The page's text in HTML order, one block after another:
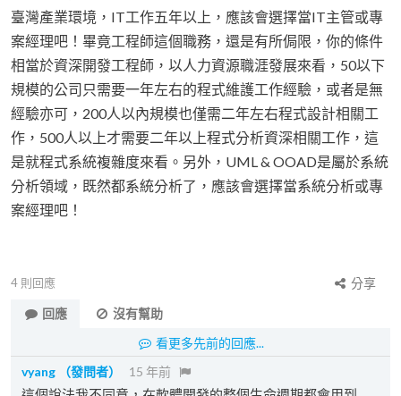
臺灣產業環境，IT工作五年以上，應該會選擇當IT主管或專
案經理吧！畢竟工程師這個職務，還是有所侷限，你的條件
相當於資深開發工程師，以人力資源職涯發展來看，50以下
規模的公司只需要一年左右的程式維護工作經驗，或者是無
經驗亦可，200人以內規模也僅需二年左右程式設計相關工
作，500人以上才需要二年以上程式分析資深相關工作，這
是就程式系統複雜度來看。另外，UML & OOAD是屬於系統
分析領域，既然都系統分析了，應該會選擇當系統分析或專
案經理吧！
4 則回應
分享
回應
沒有幫助
看更多先前的回應...
vyang
（發問者） 15 年前